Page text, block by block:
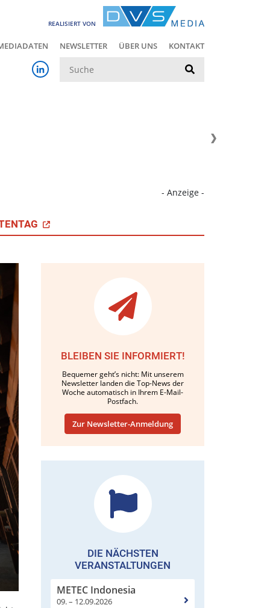
REALISIERT VON
NEWSLETTER ÜBER UNS KONTAKT
- Anzeige -
BLEIBEN SIE INFORMIERT!
Bequemer geht’s nicht: Mit unserem
Newsletter landen die Top-News der
Woche automatisch in Ihrem E-Mail-
Postfach.
Zur Newsletter-Anmeldung
DIE NÄCHSTEN
VERANSTALTUNGEN
METEC Indonesia
09. – 12.09.2026